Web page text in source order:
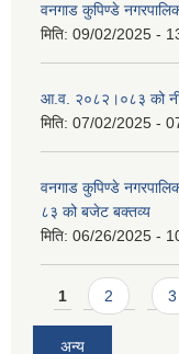
वनगाड कुपिण्डे
मिति: 09/02/2025 -
आ.व. २०८२।०८३ को
मिति: 07/02/2025 -
वनगाड कुपिण्डे
८३ को बजेट बक्तव्य
मिति: 06/26/2025 -
Pages
1 2 3
अन्य